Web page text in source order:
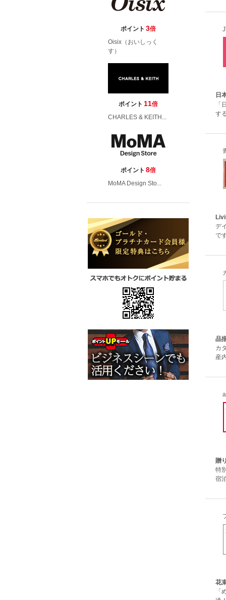
ポイント 3倍
Oisix（おいしっく
す）
ポイント 11倍
CHARLES & KEITH...
ポイント 8倍
MoMA Design Sto...
日
「
す
デ
で
品
カ
産
贈
特
宿
花
「